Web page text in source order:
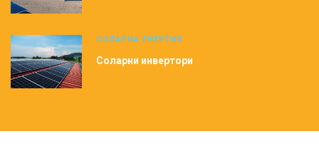
СОЛАРНА ЕНЕРГИЯ
Соларни инвертори